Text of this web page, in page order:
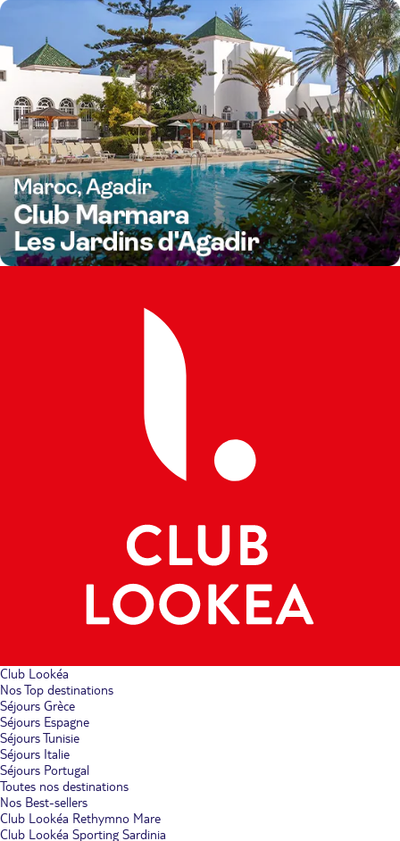
Club Lookéa
Nos Top destinations
Séjours Grèce
Séjours Espagne
Séjours Tunisie
Séjours Italie
Séjours Portugal
Toutes nos destinations
Nos Best-sellers
Club Lookéa Rethymno Mare
Club Lookéa Sporting Sardinia